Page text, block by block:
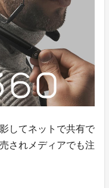
してネットで共有で
されメディアでも注